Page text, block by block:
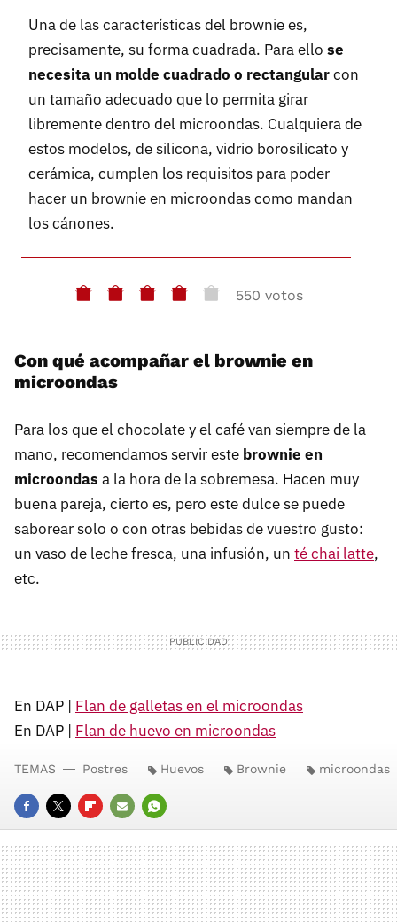
Una de las características del brownie es,
precisamente, su forma cuadrada. Para ello se
necesita un molde cuadrado o rectangularcon
un tamaño adecuado que lo permita girar
libremente dentro del microondas. Cualquiera de
estos modelos, de silicona, vidrio borosilicato y
cerámica, cumplen los requisitos para poder
hacer un brownie en microondas como mandan
los cánones.
550 votos
Con qué acompañar el brownie en
microondas
Para los que el chocolate y el café van siempre de la
mano, recomendamos servir este brownie en
microondas a la hora de la sobremesa. Hacen muy
buena pareja, cierto es, pero este dulce se puede
saborear solo o con otras bebidas de vuestro gusto:
un vaso de leche fresca, una infusión, un té chai latte,
etc.
En DAP | Flan de galletas en el microondas
En DAP | Flan de huevo en microondas
FACEBOOK
TWITTERFLIPBOARD
E-
MAIL
WHATSAPP
TEMAS Postres Huevos Brownie microondas